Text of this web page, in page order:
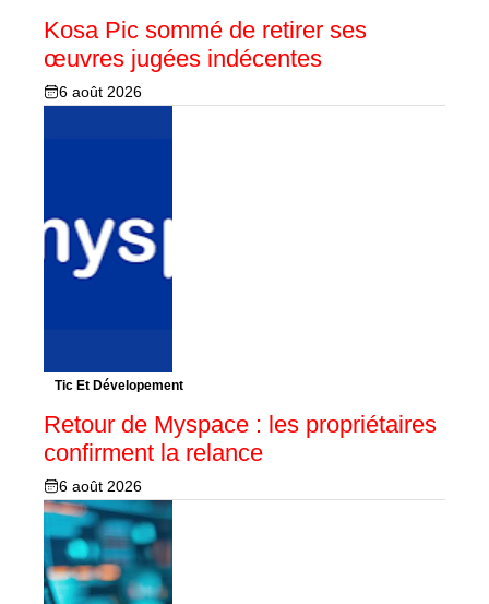
Kosa Pic sommé de retirer ses
œuvres jugées indécentes
6 août 2026
Tic Et Dévelopement
Retour de Myspace : les propriétaires
confirment la relance
6 août 2026